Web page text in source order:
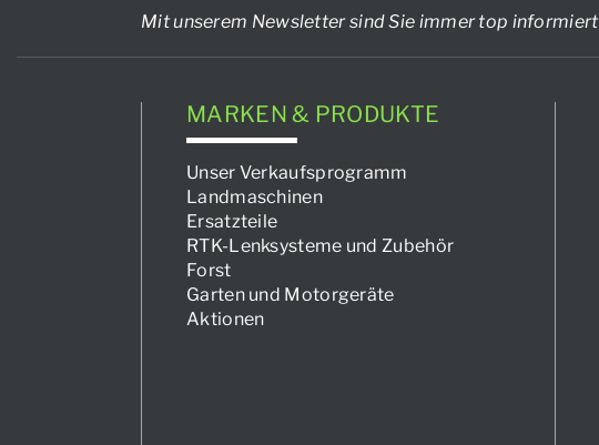
Mit unserem Newsletter sind Sie immer top informiert
MARKEN & PRODUKTE
Unser Verkaufsprogramm
Landmaschinen
Ersatzteile
RTK-Lenksysteme und Zubehör
Forst
Garten und Motorgeräte
Aktionen